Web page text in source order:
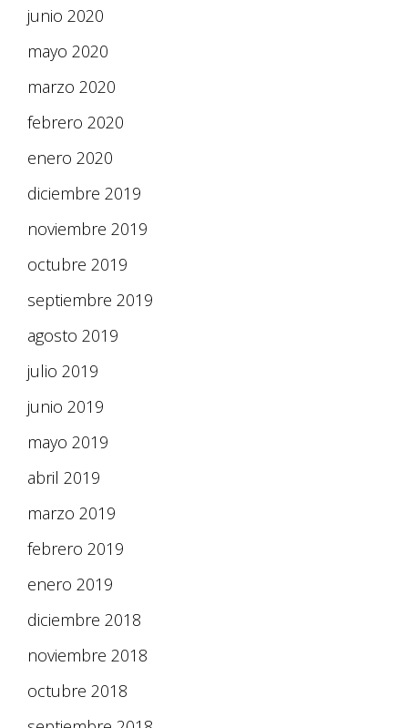
junio 2020
mayo 2020
marzo 2020
febrero 2020
enero 2020
diciembre 2019
noviembre 2019
octubre 2019
septiembre 2019
agosto 2019
julio 2019
junio 2019
mayo 2019
abril 2019
marzo 2019
febrero 2019
enero 2019
diciembre 2018
noviembre 2018
octubre 2018